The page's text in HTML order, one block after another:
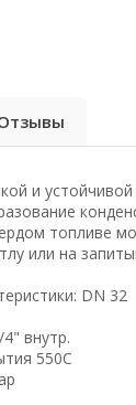
и
топливе
или на
DN 32
внутр.
550С